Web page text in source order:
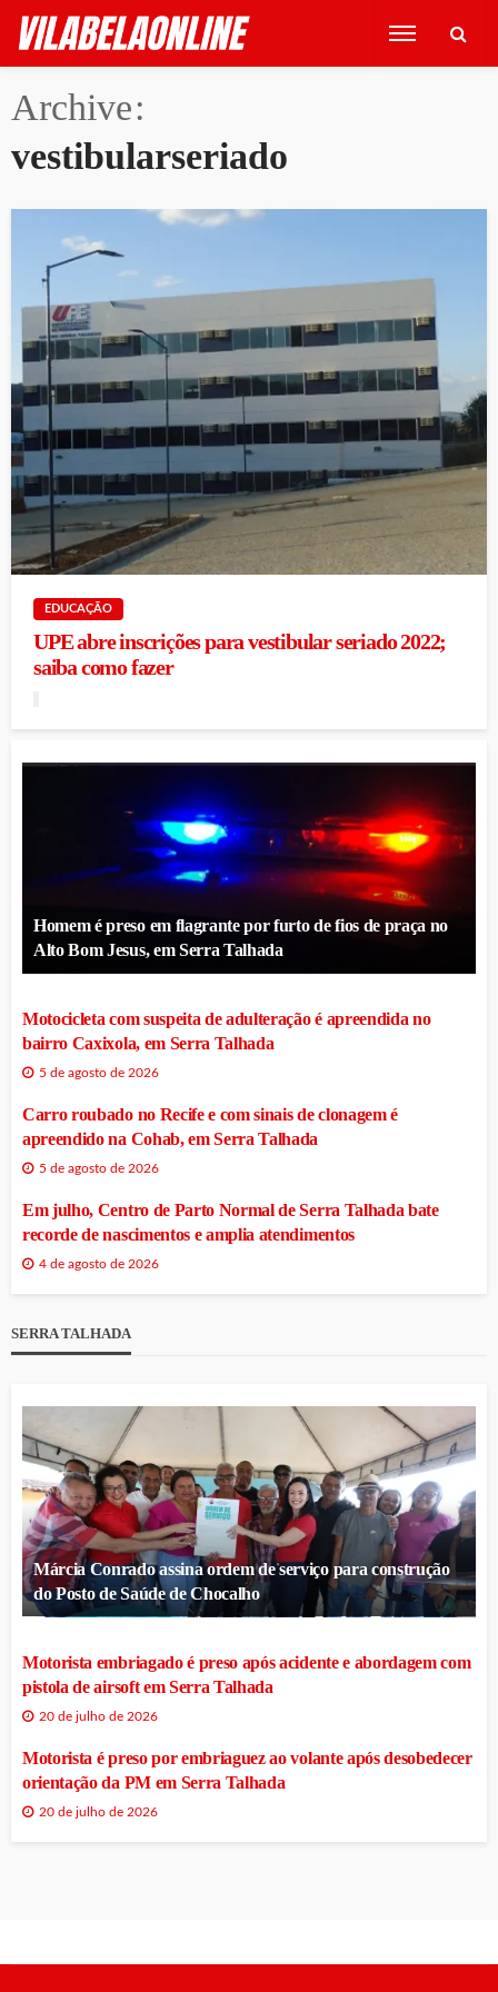
Archive
vestibularseriado
EDUCAÇÃO
UPE abre inscrições para vestibular seriado 2022;
saiba como fazer
Homem é preso em flagrante por furto de fios de praça no
Alto Bom Jesus, em Serra Talhada
Motocicleta com suspeita de adulteração é apreendida no
bairro Caxixola, em Serra Talhada
5 de agosto de 2026
Carro roubado no Recife e com sinais de clonagem é
apreendido na Cohab, em Serra Talhada
5 de agosto de 2026
Em julho, Centro de Parto Normal de Serra Talhada bate
recorde de nascimentos e amplia atendimentos
4 de agosto de 2026
SERRA TALHADA
Márcia Conrado assina ordem de serviço para construção
do Posto de Saúde de Chocalho
Motorista embriagado é preso após acidente e abordagem com
pistola de airsoft em Serra Talhada
20 de julho de 2026
Motorista é preso por embriaguez ao volante após desobedecer
orientação da PM em Serra Talhada
20 de julho de 2026